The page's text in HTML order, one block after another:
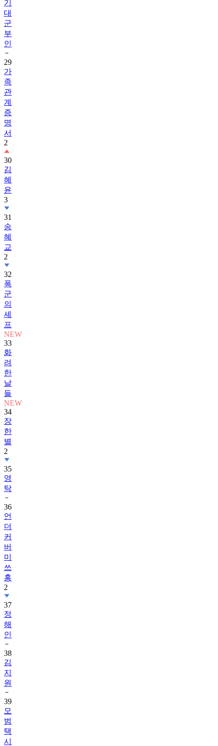
기
대
군
부
인
29
가
족
관
계
증
명
서
2
30
김
혜
윤
3
31
송
혜
교
2
32
폭
군
의
셰
프
NEW
33
화
려
한
날
들
NEW
34
장
한
별
2
35
영
탁
36
언
더
커
버
미
쓰
홍
2
37
정
해
인
38
김
지
원
39
모
범
택
시